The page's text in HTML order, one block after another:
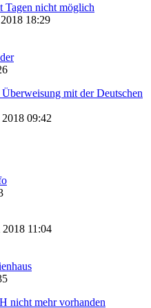
Tagen nicht möglich
18:29
mit der Deutschen
09:42
11:04
nicht mehr vorhanden